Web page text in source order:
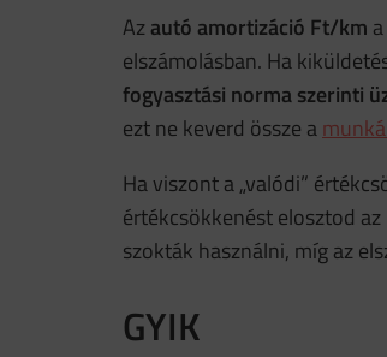
Azautó amortizáció Ft/km
elszámolásban. Ha
fogyasztási norma szerinti
ezt ne keverd össze a
Ha viszont a „valódi”
értékcsökkenést elosztod
szokták használni, míg az
GYIK